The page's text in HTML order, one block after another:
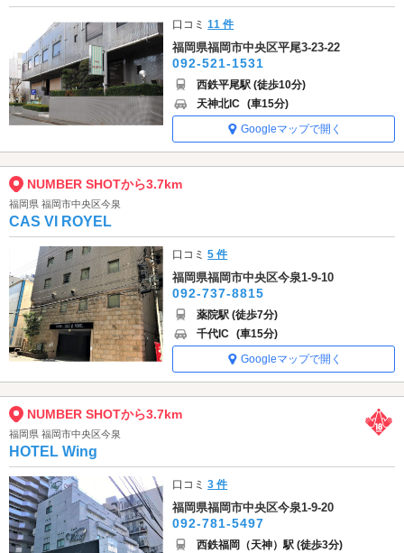
口コミ11 件
福岡県福岡市中央区平尾3-23-22
092-521-1531
西鉄平尾駅 (徒歩10分)
天神北IC (車15分)
Googleマップで開く
NUMBER SHOTから3.7km
福岡県 福岡市中央区今泉
CAS VI ROYEL
口コミ5 件
福岡県福岡市中央区今泉1-9-10
092-737-8815
薬院駅 (徒歩7分)
千代IC (車15分)
Googleマップで開く
NUMBER SHOTから3.7km
福岡県 福岡市中央区今泉
HOTEL Wing
口コミ3 件
福岡県福岡市中央区今泉1-9-20
092-781-5497
西鉄福岡（天神）駅 (徒歩3分)